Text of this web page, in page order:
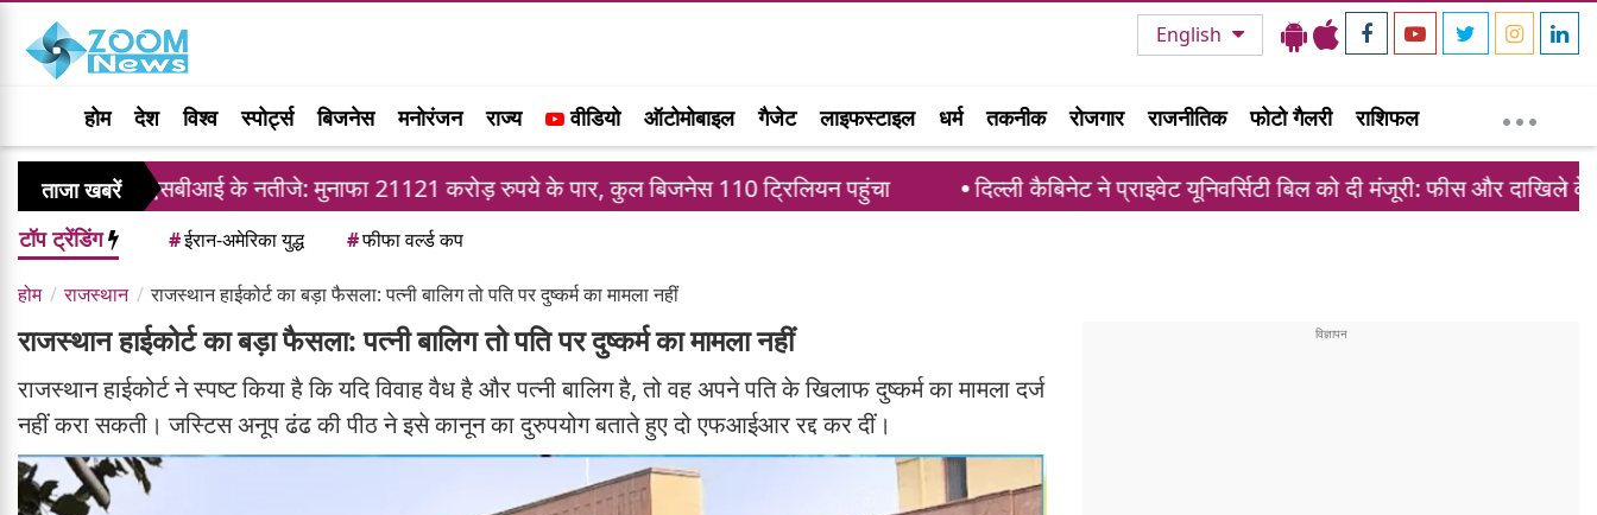
English
होम देश विश्व स्पोर्ट्स बिजनेस मनोरंजन राज्य वीडियो ऑटोमोबाइल गैजेट लाइफस्टाइल धर्म तकनीक रोजगार राजनीतिक फोटो गैलरी राशिफल
ताजा खबरें
एसबीआई के नतीजे: मुनाफा 21121 करोड़ रुपये के पार, कुल बिजनेस 110 ट्रिलियन पहुंचा दिल्ली कैबिनेट ने प्राइवेट यूनिवर्सिटी बिल को दी मंजूरी: फीस और दाखिले के नए नियम
टॉप ट्रेंडिंग #ईरान-अमेरिका युद्ध #फीफा वर्ल्ड कप
होम राजस्थान राजस्थान हाईकोर्ट का बड़ा फैसला: पत्नी बालिग तो पति पर दुष्कर्म का मामला नहीं
राजस्थान हाईकोर्ट का बड़ा फैसला: पत्नी बालिग तो पति पर दुष्कर्म का मामला नहीं
राजस्थान हाईकोर्ट ने स्पष्ट किया है कि यदि विवाह वैध है और पत्नी बालिग है, तो वह अपने पति के खिलाफ दुष्कर्म का मामला दर्ज
नहीं करा सकती। जस्टिस अनूप ढंढ की पीठ ने इसे कानून का दुरुपयोग बताते हुए दो एफआईआर रद्द कर दीं।